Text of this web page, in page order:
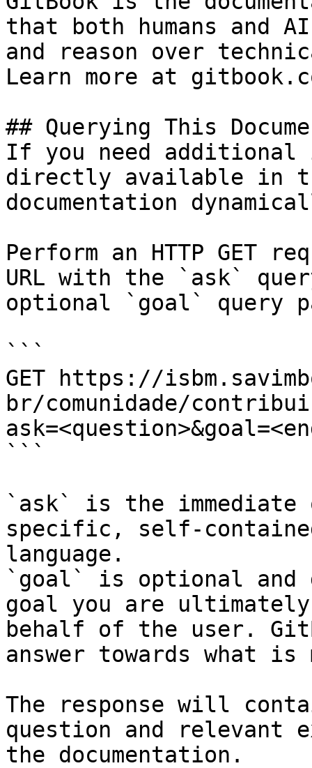
that both humans and
and reason over
Learn more at
## Querying This
If you need
directly available in
documentation
Perform an HTTP GET
URL with the `ask`
optional `goal` query
```
GET https://
br/comunidade/
```
`ask` is the
specific, self-
language.
`goal` is optional and
goal you are
behalf of the user.
answer towards what
The response will
question and relevant
the documentation.